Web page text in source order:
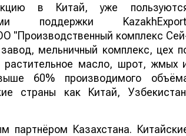
в Китай, уже
поддержки
"Производственный комплекс
мельничный комплекс, цех
растительное масло, шрот, жмых
60% производимого
страны как Китай,
партнёром Казахстана.